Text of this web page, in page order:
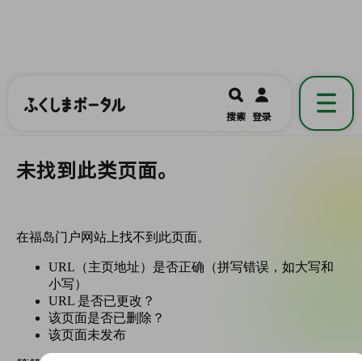
福島県公式の地域情報ポータルアプリ
開く
搜索 登录
未找到此类页面。